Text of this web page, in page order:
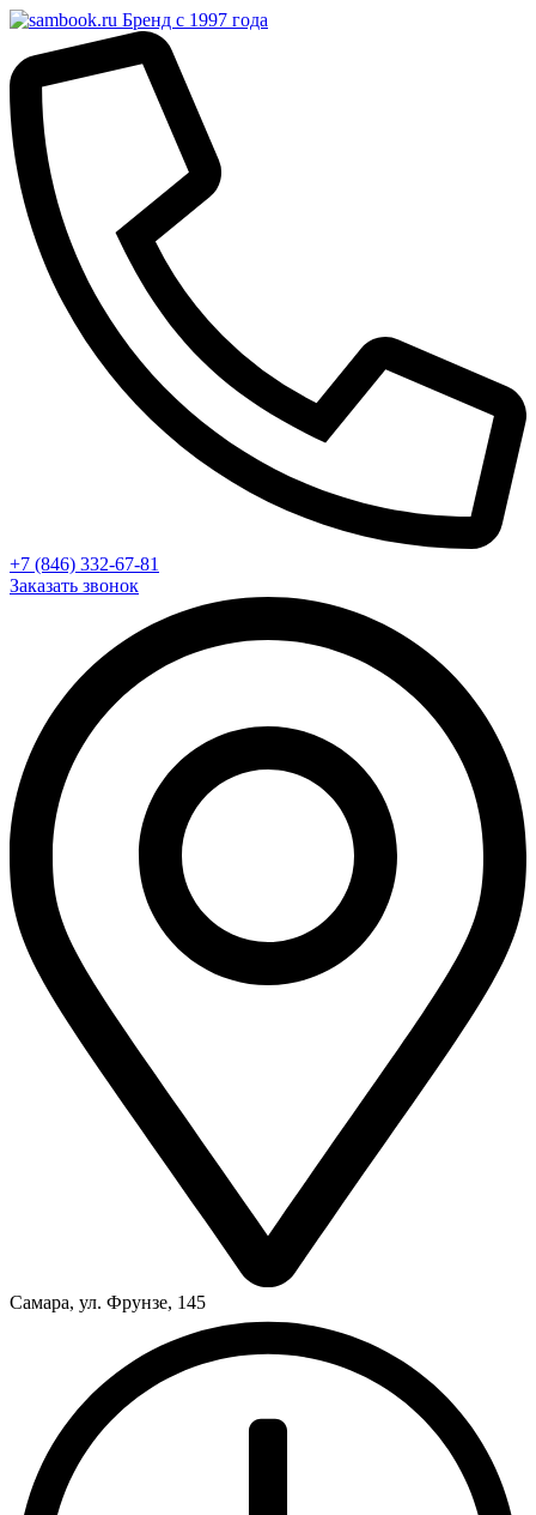
Бренд с 1997 года
+7 (846) 332-67-81
Заказать звонок
Самара, ул. Фрунзе, 145